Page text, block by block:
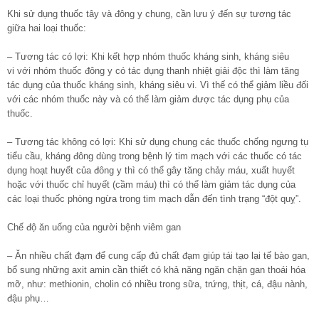
Khi sử dụng thuốc tây và đông y chung, cần lưu ý đến sự tương tác
giữa hai loại thuốc:
– Tương tác có lợi: Khi kết hợp nhóm thuốc kháng sinh, kháng siêu
vi với nhóm thuốc đông y có tác dụng thanh nhiệt giải độc thì làm tăng
tác dụng của thuốc kháng sinh, kháng siêu vi. Vì thế có thể giảm liều đối
với các nhóm thuốc này và có thể làm giảm được tác dụng phụ của
thuốc.
– Tương tác không có lợi: Khi sử dụng chung các thuốc chống ngưng tụ
tiểu cầu, kháng đông dùng trong bệnh lý tim mạch với các thuốc có tác
dụng hoạt huyết của đông y thì có thể gây tăng chảy máu, xuất huyết
hoặc với thuốc chỉ huyết (cầm máu) thì có thể làm giảm tác dụng của
các loại thuốc phòng ngừa trong tim mạch dẫn đến tình trạng “đột quỵ”.
Chế độ ăn uống của người bệnh viêm gan
– Ăn nhiều chất đạm để cung cấp đủ chất đạm giúp tái tạo lại tế bào gan,
bổ sung những axit amin cần thiết có khả năng ngăn chặn gan thoái hóa
mỡ, như: methionin, cholin có nhiều trong sữa, trứng, thịt, cá, đậu nành,
đậu phụ…